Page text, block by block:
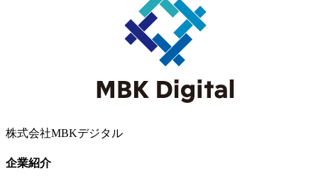
株式会社MBKデジタル
企業紹介